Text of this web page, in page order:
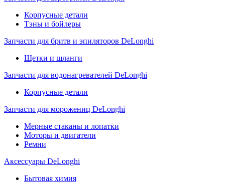
Корпусные детали
Тэны и бойлеры
Запчасти для бритв и эпиляторов DeLonghi
Щетки и шланги
Запчасти для водонагревателей DeLonghi
Корпусные детали
Запчасти для морожениц DeLonghi
Мерные стаканы и лопатки
Моторы и двигатели
Ремни
Аксессуары DeLonghi
Бытовая химия